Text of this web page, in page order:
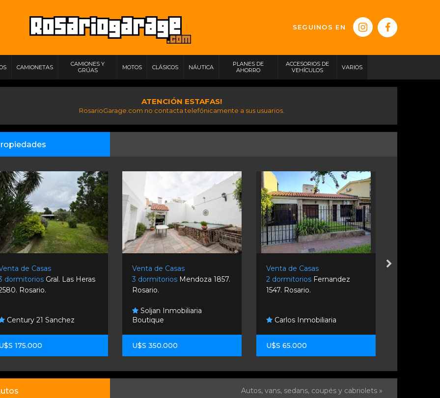
SEGUINOS EN
CAMIONETAS
CAMIONES Y
GRÚAS
MOTOS CLÁSICOS NÁUTICA
PLANES DE
AHORRO
ACCESORIOS DE
VEHÍCULOS
VARIOS
ATENCIÓN ESTAFAS!
RosarioGarage.com no contacta telefónicamente a sus usuarios.
de Casas
dormitorios Gral. Las Heras
Rosario.
Century 21 Sanchez
175.000
Venta de Casas
3 dormitorios Mendoza 1857.
Rosario.
Soljan Inmobiliaria
Boutique
U$S 350.000
Venta de Casas
2 dormitorios Fernandez
1547. Rosario.
Carlos Inmobiliaria
U$S 65.000
Autos, vans, sedans, coupés y cabriolets »